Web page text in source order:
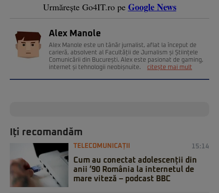
Urmărește Go4IT.ro pe Google News
Alex Manole
Alex Manole este un tânăr jurnalist, aflat la început de
carieră, absolvent al Facultății de Jurnalism și Științele
Comunicării din București. Alex este pasionat de gaming,
internet și tehnologii neobișnuite.
citește mai mult
Iți recomandăm
TELECOMUNICAȚII 15:14
Cum au conectat adolescenții din
anii ’90 România la internetul de
mare viteză – podcast BBC